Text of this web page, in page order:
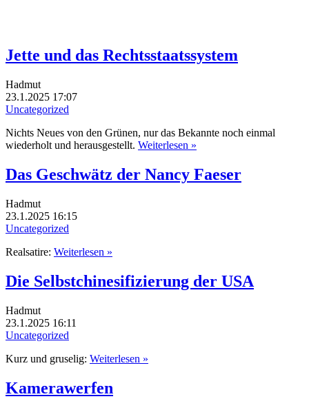
Jette und das Rechtsstaatssystem
Hadmut
23.1.2025 17:07
Uncategorized
Nichts Neues von den Grünen, nur das Bekannte noch einmal
wiederholt und herausgestellt. Weiterlesen »
Das Geschwätz der Nancy Faeser
Hadmut
23.1.2025 16:15
Uncategorized
Realsatire: Weiterlesen »
Die Selbstchinesifizierung der USA
Hadmut
23.1.2025 16:11
Uncategorized
Kurz und gruselig: Weiterlesen »
Kamerawerfen